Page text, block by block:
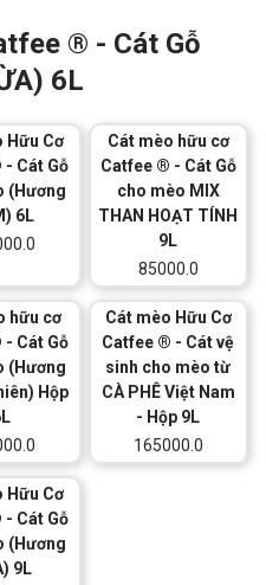
® - Cát Gỗ
6L
Hữu Cơ
Cát Gỗ
(Hương
6L
Cát mèo hữu cơ
Catfee ® - Cát Gỗ
cho mèo MIX
THAN HOẠT TÍNH
9L
85000.0
hữu cơ
Cát Gỗ
(Hương
Hộp
Cát mèo Hữu Cơ
Catfee ® - Cát vệ
sinh cho mèo từ
CÀ PHÊ Việt Nam
- Hộp 9L
165000.0
Hữu Cơ
Cát Gỗ
(Hương
9L